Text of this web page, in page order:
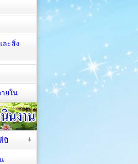
ะสิ่ง
ยใน
ปี